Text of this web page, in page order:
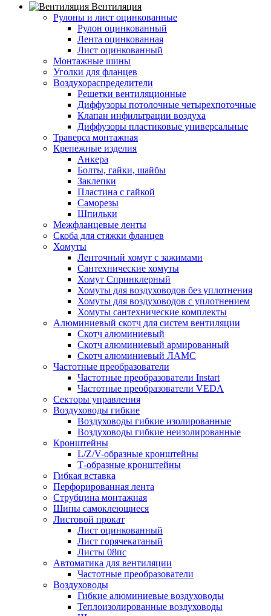
Вентиляция
Рулоны и лист оцинкованные
Рулон оцинкованный
Лента оцинкованная
Лист оцинкованный
Монтажные шины
Уголки для фланцев
Воздухораспределители
Решетки вентиляционные
Диффузоры потолочные четырехпоточные
Клапан инфильтрации воздуха
Диффузоры пластиковые универсальные
Траверса монтажная
Крепежные изделия
Анкера
Болты, гайки, шайбы
Заклепки
Пластина с гайкой
Саморезы
Шпильки
Межфланцевые ленты
Скоба для стяжки фланцев
Хомуты
Ленточный хомут с зажимами
Сантехнические хомуты
Хомут Спринклерный
Хомуты для воздуховодов без уплотнения
Хомуты для воздуховодов с уплотнением
Хомуты сантехнические комплекты
Алюминиевый скотч для систем вентиляции
Скотч алюминиевый
Скотч алюминиевый армированный
Скотч алюминиевый ЛАМС
Частотные преобразователи
Частотные преобразователи Instart
Частотные преобразователи VEDA
Секторы управления
Воздуховоды гибкие
Воздуховоды гибкие изолированные
Воздуховоды гибкие неизолированные
Кронштейны
L/Z/V-образные кронштейны
Т-образные кронштейны
Гибкая вставка
Перфорированная лента
Струбцина монтажная
Шипы самоклеющиеся
Листовой прокат
Лист оцинкованный
Лист горячекатаный
Листы 08пс
Автоматика для вентиляции
Частотные преобразователи
Воздуховоды
Гибкие алюминиевые воздуховоды
Теплоизолированные воздуховоды